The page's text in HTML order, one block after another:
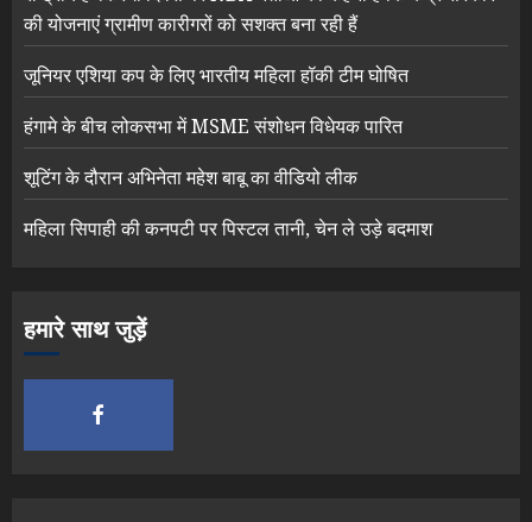
की योजनाएं ग्रामीण कारीगरों को सशक्त बना रही हैं
जूनियर एशिया कप के लिए भारतीय महिला हॉकी टीम घोषित
हंगामे के बीच लोकसभा में MSME संशोधन विधेयक पारित
शूटिंग के दौरान अभिनेता महेश बाबू का वीडियो लीक
महिला सिपाही की कनपटी पर पिस्टल तानी, चेन ले उड़े बदमाश
हमारे साथ जुड़ें